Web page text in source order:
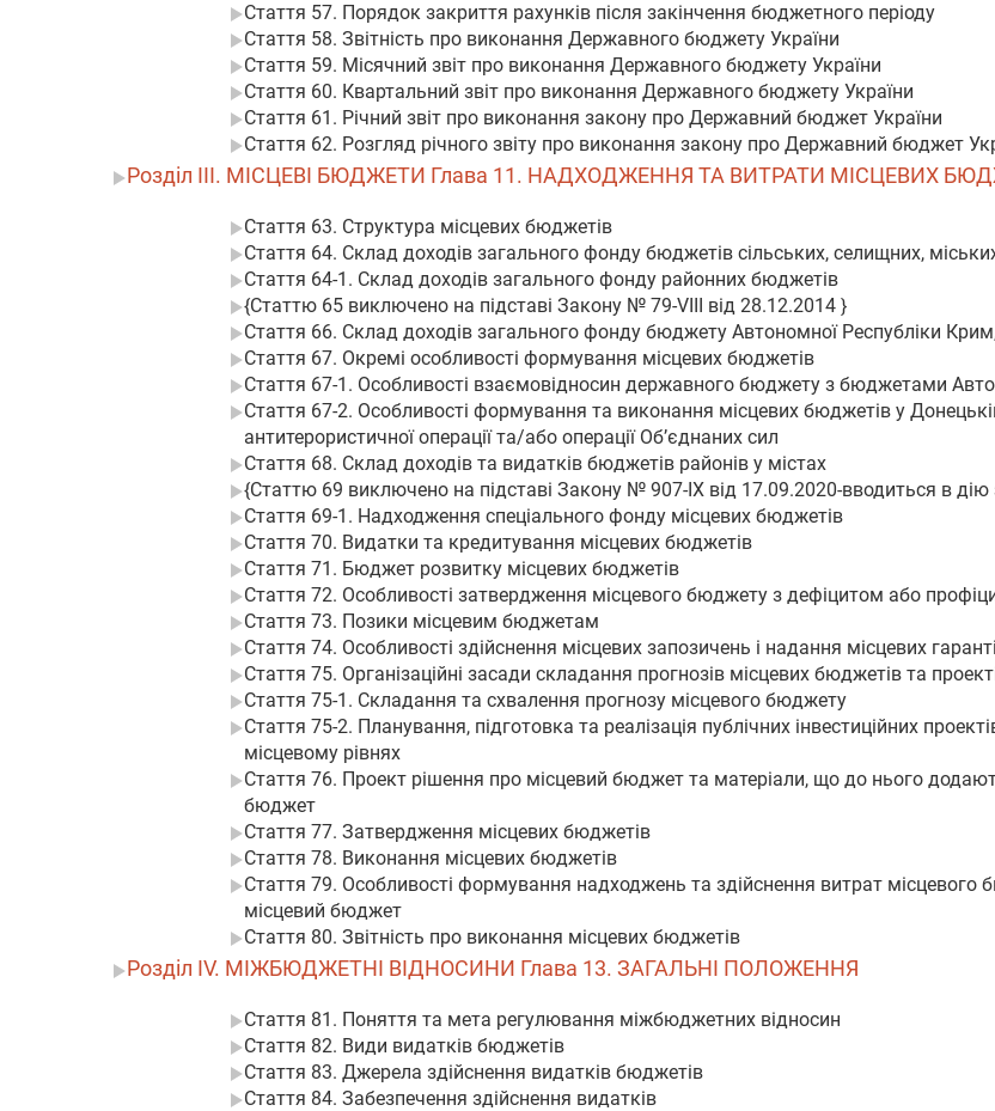
Стаття 57. Порядок закриття рахунків після закінчення бюджетного періоду
Стаття 58. Звітність про виконання Державного бюджету України
Стаття 59. Місячний звіт про виконання Державного бюджету України
Стаття 60. Квартальний звіт про виконання Державного бюджету України
Стаття 61. Річний звіт про виконання закону про Державний бюджет України
Стаття 62. Розгляд річного звіту про виконання закону про Державний бюджет
Розділ III. МІСЦЕВІ БЮДЖЕТИ Глава 11. НАДХОДЖЕННЯ ТА ВИТРАТИ МІСЦЕВИХ
Стаття 63. Структура місцевих бюджетів
Стаття 64. Склад доходів загального фонду бюджетів сільських, селищних,
Стаття 64-1. Склад доходів загального фонду районних бюджетів
{Статтю 65 виключено на підставі Закону № 79-VIII від 28.12.2014 }
Стаття 66. Склад доходів загального фонду бюджету Автономної Республіки
Стаття 67. Окремі особливості формування місцевих бюджетів
Стаття 67-1. Особливості взаємовідносин державного бюджету з бюджетами
Стаття 67-2. Особливості формування та виконання місцевих бюджетів у
антитерористичної операції та/або операції Об’єднаних сил
Стаття 68. Склад доходів та видатків бюджетів районів у містах
{Статтю 69 виключено на підставі Закону № 907-IX від 17.09.2020-вводиться в дію
Стаття 69-1. Надходження спеціального фонду місцевих бюджетів
Стаття 70. Видатки та кредитування місцевих бюджетів
Стаття 71. Бюджет розвитку місцевих бюджетів
Стаття 72. Особливості затвердження місцевого бюджету з дефіцитом або
Стаття 73. Позики місцевим бюджетам
Стаття 74. Особливості здійснення місцевих запозичень і надання місцевих
Стаття 75. Організаційні засади складання прогнозів місцевих бюджетів та
Стаття 75-1. Складання та схвалення прогнозу місцевого бюджету
Стаття 75-2. Планування, підготовка та реалізація публічних інвестиційних
місцевому рівнях
Стаття 76. Проект рішення про місцевий бюджет та матеріали, що до нього
бюджет
Стаття 77. Затвердження місцевих бюджетів
Стаття 78. Виконання місцевих бюджетів
Стаття 79. Особливості формування надходжень та здійснення витрат місцевого
місцевий бюджет
Стаття 80. Звітність про виконання місцевих бюджетів
Розділ IV. МІЖБЮДЖЕТНІ ВІДНОСИНИ Глава 13. ЗАГАЛЬНІ ПОЛОЖЕННЯ
Стаття 81. Поняття та мета регулювання міжбюджетних відносин
Стаття 82. Види видатків бюджетів
Стаття 83. Джерела здійснення видатків бюджетів
Стаття 84. Забезпечення здійснення видатків